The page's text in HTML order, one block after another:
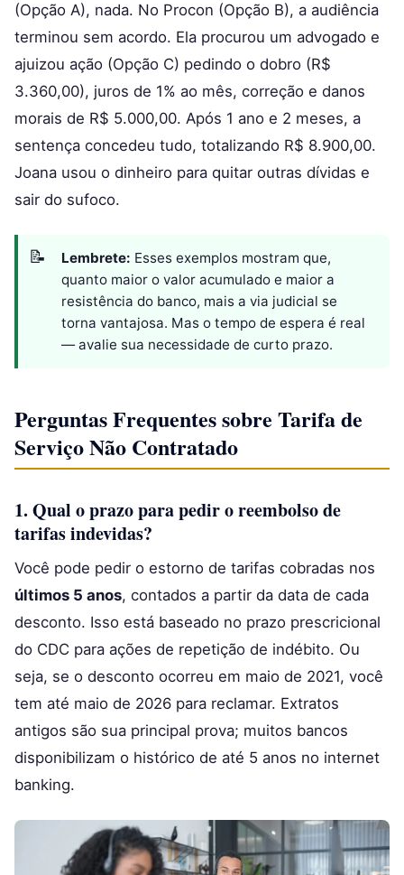
(Opção A), nada. No Procon (Opção B), a audiência
terminou sem acordo. Ela procurou um advogado e
ajuizou ação (Opção C) pedindo o dobro (R$
3.360,00), juros de 1% ao mês, correção e danos
morais de R$ 5.000,00. Após 1 ano e 2 meses, a
sentença concedeu tudo, totalizando R$ 8.900,00.
Joana usou o dinheiro para quitar outras dívidas e
sair do sufoco.
Lembrete: Esses exemplos mostram que,
quanto maior o valor acumulado e maior a
resistência do banco, mais a via judicial se
torna vantajosa. Mas o tempo de espera é real
— avalie sua necessidade de curto prazo.
Perguntas Frequentes sobre Tarifa de
Serviço Não Contratado
1. Qual o prazo para pedir o reembolso de
tarifas indevidas?
Você pode pedir o estorno de tarifas cobradas nos
últimos 5 anos, contados a partir da data de cada
desconto. Isso está baseado no prazo prescricional
do CDC para ações de repetição de indébito. Ou
seja, se o desconto ocorreu em maio de 2021, você
tem até maio de 2026 para reclamar. Extratos
antigos são sua principal prova; muitos bancos
disponibilizam o histórico de até 5 anos no internet
banking.